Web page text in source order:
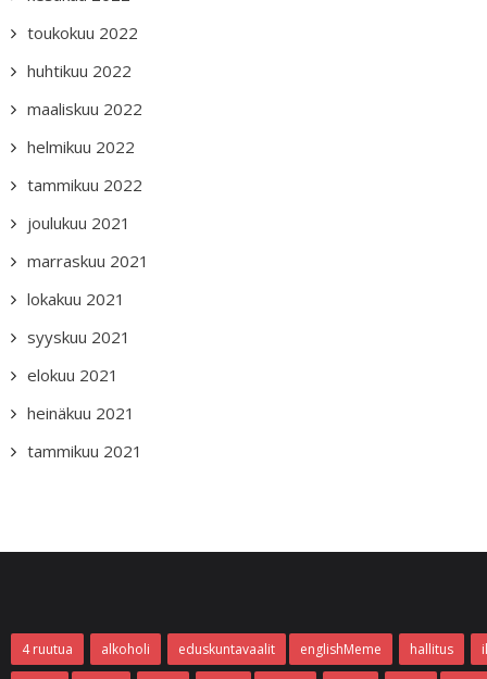
toukokuu 2022
huhtikuu 2022
maaliskuu 2022
helmikuu 2022
tammikuu 2022
joulukuu 2021
marraskuu 2021
lokakuu 2021
syyskuu 2021
elokuu 2021
heinäkuu 2021
tammikuu 2021
4 ruutua alkoholi eduskuntavaalit englishMeme hallitus